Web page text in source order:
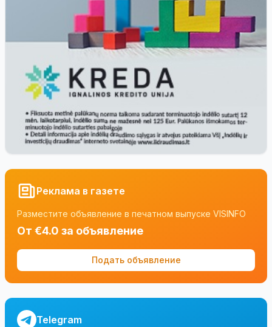
Реклама в газете
Разместите объявление в печатном выпуске VISINFO
От €4.0 за объявление
Подать объявление
Telegram